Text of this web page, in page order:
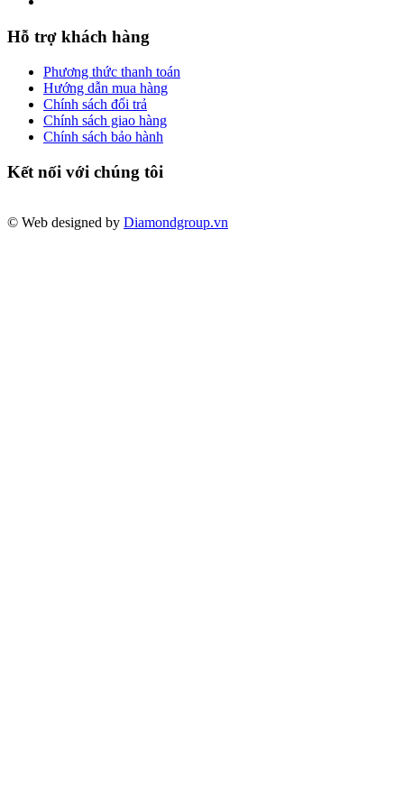
Hỗ trợ khách hàng
Phương thức thanh toán
Hướng dẫn mua hàng
Chính sách đổi trả
Chính sách giao hàng
Chính sách bảo hành
Kết nối với chúng tôi
© Web designed by Diamondgroup.vn